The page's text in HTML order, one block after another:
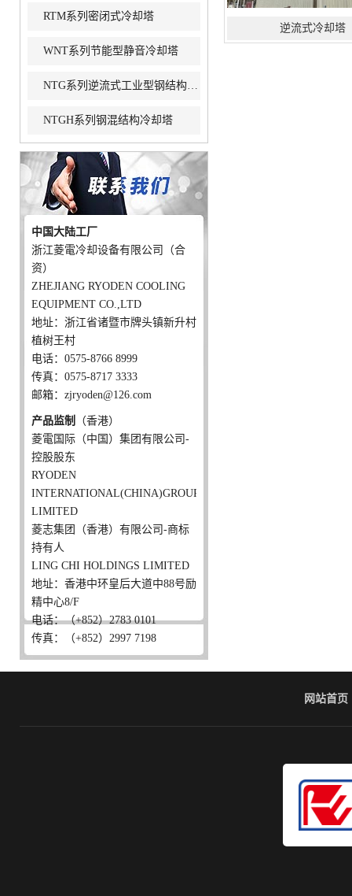
RTM系列密闭式冷却塔
WNT系列节能型静音冷却塔
NTG系列逆流式工业型钢结构冷却塔
NTGH系列钢混结构冷却塔
中国大陆工厂
浙江菱電冷却设备有限公司（合
资）
ZHEJIANG RYODEN COOLING
EQUIPMENT CO.,LTD
地址：浙江省诸暨市牌头镇新升村
植树王村
电话：0575-8766 8999
传真：0575-8717 3333
邮箱：zjryoden@126.com
产品监制
（香港）
菱電国际（中国）集团有限公司-
控股股东
RYODEN
INTERNATIONAL(CHINA)GROUP
LIMITED
菱志集团（香港）有限公司-商标
持有人
LING CHI HOLDINGS LIMITED
地址：香港中环皇后大道中88号励
精中心8/F
电话：（+852）2783 0101
传真：（+852）2997 7198
逆流式冷却塔
网站首页